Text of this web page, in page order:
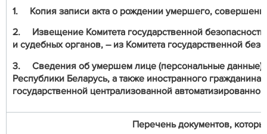
1. Копия записи акта о рождении умершего,
2. Извещение Комитета государственной
и судебных органов, – из Комитета государственной
3. Сведения об умершем лице (персональные данные)
Республики Беларусь, а также иностранного
государственной централизованной
Перечень документов,